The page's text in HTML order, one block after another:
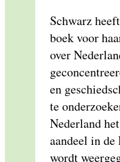
Schwarz
boek voor
over
en
te
Nederland
aandeel in
wordt